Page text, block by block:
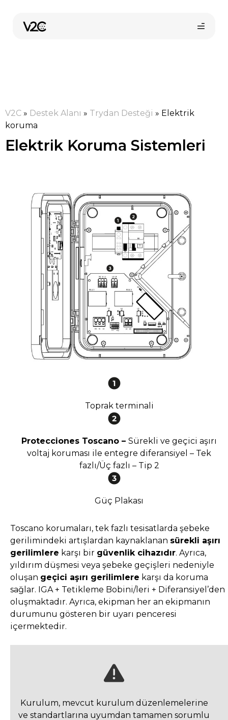
Online satın al
V2C » Destek Alanı » Trydan Desteği » Elektrik
koruma
Elektrik Koruma Sistemleri
Toprak terminali
Protecciones Toscano – Sürekli ve geçici aşırı
voltaj koruması ile entegre diferansiyel – Tek
fazlı/Üç fazlı – Tip 2
Güç Plakası
Toscano korumaları, tek fazlı tesisatlarda şebeke
gerilimindeki artışlardan kaynaklanan sürekli aşırı
gerilimlere karşı bir güvenlik cihazıdır. Ayrıca,
yıldırım düşmesi veya şebeke geçişleri nedeniyle
oluşan geçici aşırı gerilimlere karşı da koruma
sağlar. IGA + Tetikleme Bobini/leri + Diferansiyel’den
oluşmaktadır. Ayrıca, ekipman her an ekipmanın
durumunu gösteren bir uyarı penceresi
içermektedir.
Kurulum, mevcut kurulum düzenlemelerine
ve standartlarına uyumdan tamamen sorumlu